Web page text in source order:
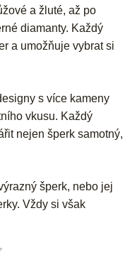
a žluté, až po
diamanty. Každý
a umožňuje vybrat si
s více kameny
vkusu. Každý
nejen šperk samotný,
šperk, nebo jej
Vždy si však